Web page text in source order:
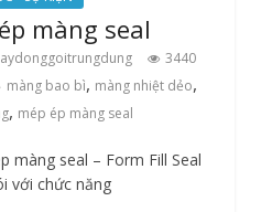
màng seal
3440
màng bao bì, màng nhiệt dẻo,
, mép ép màng seal
màng seal – Form Fill Seal
với chức năng